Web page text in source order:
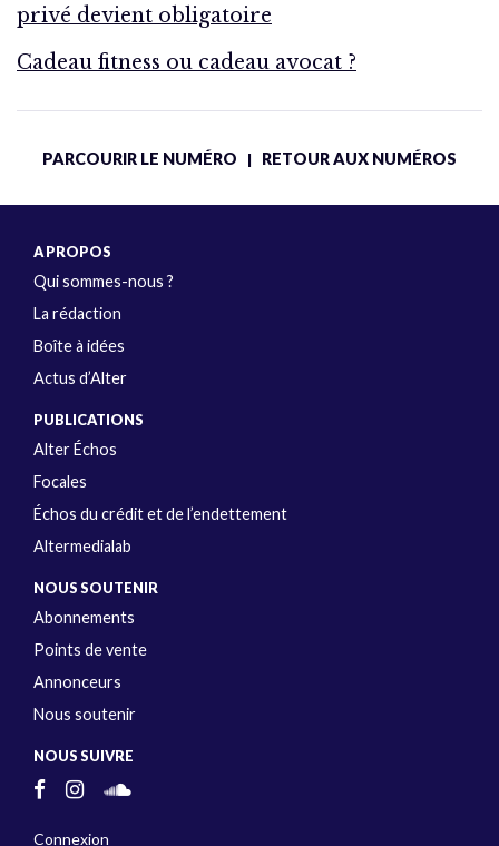
privé devient obligatoire
Cadeau fitness ou cadeau avocat ?
PARCOURIR LE NUMÉRO | RETOUR AUX NUMÉROS
A PROPOS
Qui sommes-nous ?
La rédaction
Boîte à idées
Actus d’Alter
PUBLICATIONS
Alter Échos
Focales
Échos du crédit et de l’endettement
Altermedialab
NOUS SOUTENIR
Abonnements
Points de vente
Annonceurs
Nous soutenir
NOUS SUIVRE
Connexion